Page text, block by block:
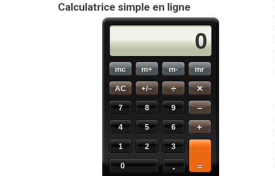
Calculatrice simple en ligne
0
mc m+ m- mr
AC +/– ÷ ×
7 8 9 –
4 5 6 +
1 2 3
=
0 .